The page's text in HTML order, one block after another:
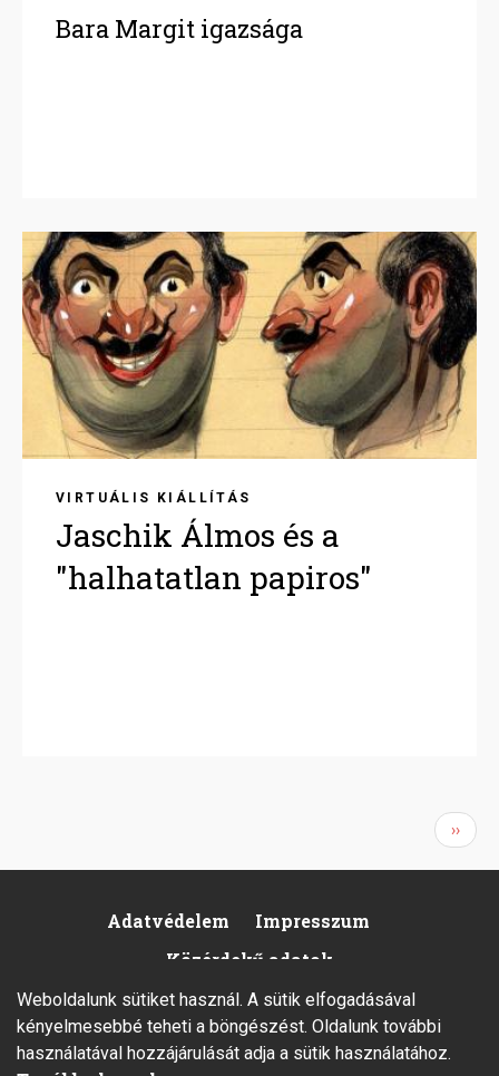
Bara Margit igazsága
Image
VIRTUÁLIS KIÁLLÍTÁS
Jaschik Álmos és a
"halhatatlan papiros"
oldal
››
Footer
Adatvédelem
Impresszum
Közérdekű adatok
Weboldalunk sütiket használ. A sütik elfogadásával
kényelmesebbé teheti a böngészést. Oldalunk további
használatával hozzájárulását adja a sütik használatához.